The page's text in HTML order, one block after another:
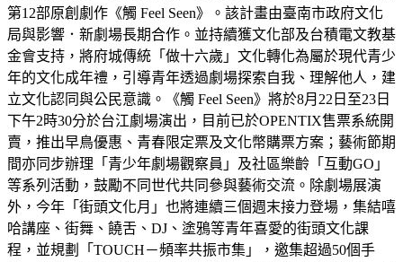
第12部原創劇作《觸 Feel Seen》。該計畫由臺南市政府文化
局與影響．新劇場長期合作。並持續獲文化部及台積電文教基
金會支持，將府城傳統「做十六歲」文化轉化為屬於現代青少
年的文化成年禮，引導青年透過劇場探索自我、理解他人，建
立文化認同與公民意識。《觸 Feel Seen》將於8月22日至23日
下午2時30分於台江劇場演出，目前已於OPENTIX售票系統開
賣，推出早鳥優惠、青春限定票及文化幣購票方案；藝術節期
間亦同步辦理「青少年劇場觀察員」及社區樂齡「互動GO」
等系列活動，鼓勵不同世代共同參與藝術交流。除劇場展演
外，今年「街頭文化月」也將連續三個週末接力登場，集結嘻
哈講座、街舞、饒舌、DJ、塗鴉等青年喜愛的街頭文化課
程，並規劃「TOUCH－頻率共振市集」，邀集超過50個手